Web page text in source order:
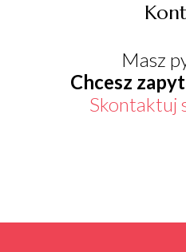
Masz
Chcesz
Skontaktuj